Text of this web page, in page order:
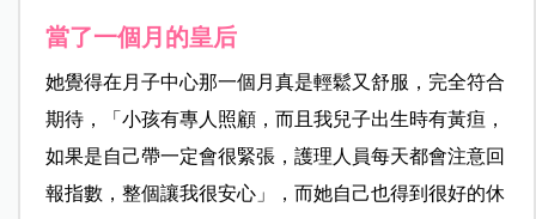
當了一個月的皇后
她覺得在月子中心那一個月真是輕鬆又舒服，完全符合
期待，「小孩有專人照顧，而且我兒子出生時有黃疸，
如果是自己帶一定會很緊張，護理人員每天都會注意回
報指數，整個讓我很安心」，而她自己也得到很好的休